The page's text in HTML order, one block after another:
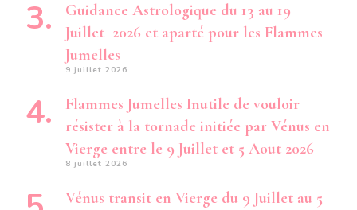
Guidance Astrologique du 13 au 19
Juillet 2026 et aparté pour les Flammes
Jumelles
9 juillet 2026
Flammes Jumelles Inutile de vouloir
résister à la tornade initiée par Vénus en
Vierge entre le 9 Juillet et 5 Aout 2026
8 juillet 2026
Vénus transit en Vierge du 9 Juillet au 5